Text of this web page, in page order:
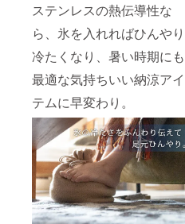
ステンレスの熱伝導性な
ら、氷を入れればひんやり
冷たくなり、暑い時期にも
最適な気持ちいい納涼アイ
テムに早変わり。